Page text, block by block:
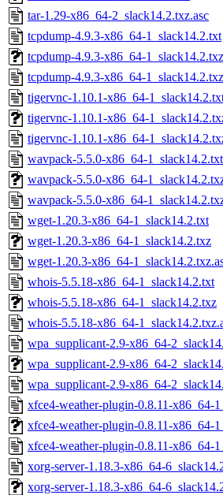
tar-1.29-x86_64-2_slack14.2.txz.asc
tcpdump-4.9.3-x86_64-1_slack14.2.txt
tcpdump-4.9.3-x86_64-1_slack14.2.txz
tcpdump-4.9.3-x86_64-
tigervnc-1.10.1-x86_64-
tigervnc-1.10.1-x86_64-
tigervnc-1.10.1-x86_64-
wavpack-5.5.0-x86_64-1_slack14.2.txt
wavpack-5.5.0-x86_64-
wavpack-5.5.0-x86_64-
wget-1.20.3-x86_64-1_slack14.2.txt
wget-1.20.3-x86_64-1_slack14.2.txz
wget-1.20.3-x86_64-
whois-5.5.18-x86_64-1_slack14.2.txt
whois-5.5.18-x86_64-1_slack14.2.txz
whois-5.5.18-x86_64-
wpa_supplicant-2.9-x86_64-
wpa_supplicant-2.9-x86_64-
wpa_supplicant-2.9-x86_64-
xfce4-weather-plugin-0.8.11-x86_64-
xfce4-weather-plugin-0.8.11-x86_64-
xfce4-weather-plugin-0.8.11-x86_64-
xorg-server-1.18.3-x86_64-
xorg-server-1.18.3-x86_64-